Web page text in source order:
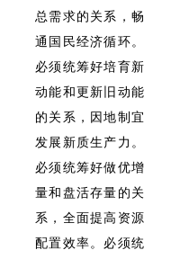
总需求的关系，畅
通国民经济循环。
必须统筹好培育新
动能和更新旧动能
的关系，因地制宜
发展新质生产力。
必须统筹好做优增
量和盘活存量的关
系，全面提高资源
配置效率。必须统